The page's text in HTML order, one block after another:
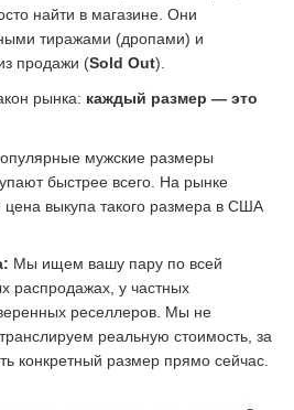
найти в магазине. Они
тиражами (дропами) и
продажи (Sold Out).
рынка: каждый размер — это
мужские размеры
быстрее всего. На рынке
цена выкупа такого размера в США
Мы ищем вашу пару по всей
распродажах, у частных
реселлеров. Мы не
реальную стоимость, за
конкретный размер прямо сейчас.